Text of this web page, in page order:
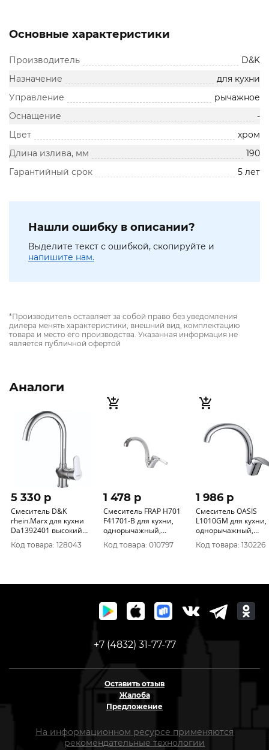
Основные характеристики
Производитель
D&K
Назначение
для кухни
Управление
рычажное
Оснащение
-
Цвет
хром
Длина излива, мм
190
Гарантийный срок
5 лет
Нашли ошибку в описании?
Выделите текст с ошибкой, скопируйте и
напишите нам.
*Производитель оставляет за собой право без уведомления
дилера менять характеристики, внешний вид, комплектацию
товара и место его производства. Указанная информация не
является публичной офертой
Аналоги
5 330 p
Смеситель D&K
rhein.Marx для кухни
Da1392401 высокий
хром
Код товара: 128043
1 478 p
Смеситель FRAP H701
F41701-B для кухни,
однорычажный,
крепление гайка,
силуминовый корпус
Код товара: 010797
1 986 p
Смеситель OASIS
L1010GМ для кухни,
однорычажный,
крепление гайка,
латунный корпус,
Код товара: 130226
+7 (4832) 31-77-77
Оставить отзыв
Жалоба
Предложение
На информационном ресурсе применяются
рекомендательные технологии